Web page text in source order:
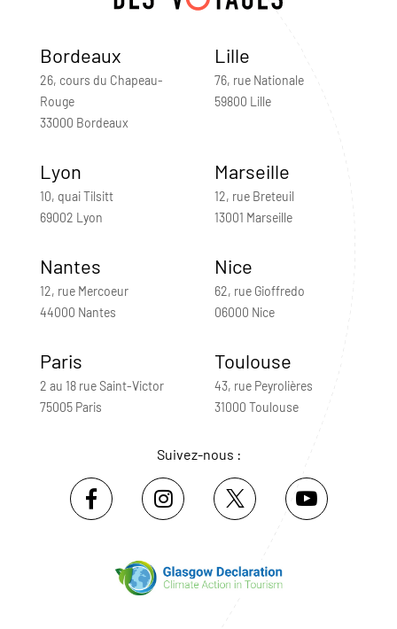
Bordeaux
26, cours du Chapeau-
Rouge
33000 Bordeaux
Lille
76, rue Nationale
59800 Lille
Lyon
10, quai Tilsitt
69002 Lyon
Marseille
12, rue Breteuil
13001 Marseille
Nantes
12, rue Mercoeur
44000 Nantes
Nice
62, rue Gioffredo
06000 Nice
Paris
2 au 18 rue Saint-Victor
75005 Paris
Toulouse
43, rue Peyrolières
31000 Toulouse
Suivez-nous :